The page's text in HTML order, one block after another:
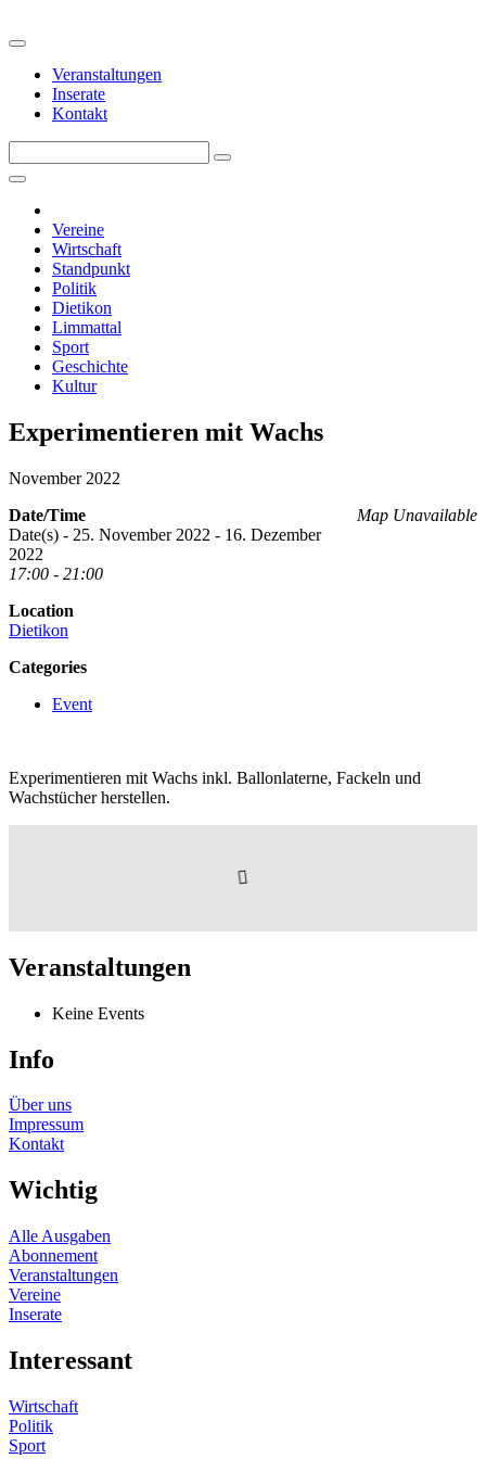
Veranstaltungen
Inserate
Kontakt
Vereine
Wirtschaft
Standpunkt
Politik
Dietikon
Limmattal
Sport
Geschichte
Kultur
Experimentieren mit Wachs
November 2022
Map Unavailable
Date/Time
Date(s) - 25. November 2022 - 16. Dezember
2022
17:00 - 21:00
Location
Dietikon
Categories
Event
Experimentieren mit Wachs inkl. Ballonlaterne, Fackeln und
Wachstücher herstellen.
Veranstaltungen
Keine Events
Info
Über uns
Impressum
Kontakt
Wichtig
Alle Ausgaben
Abonnement
Veranstaltungen
Vereine
Inserate
Interessant
Wirtschaft
Politik
Sport